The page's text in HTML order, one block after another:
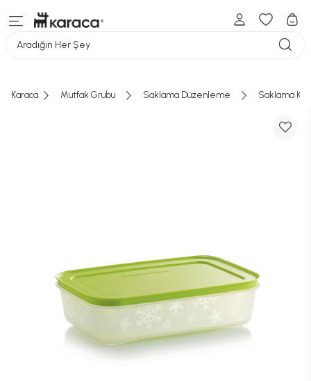
Aradığın Her Şey
Karaca Mutfak Grubu Saklama Düzenleme Saklama